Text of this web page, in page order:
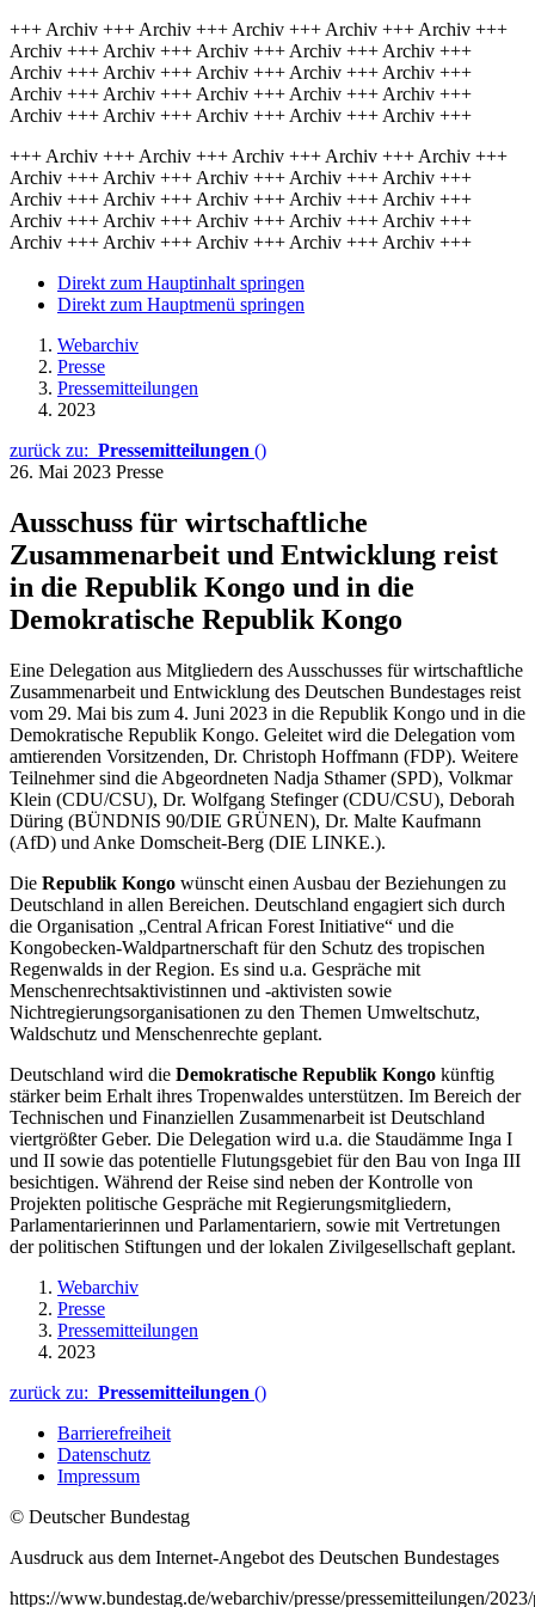
+++ Archiv +++ Archiv +++ Archiv +++ Archiv +++ Archiv +++
Archiv +++ Archiv +++ Archiv +++ Archiv +++ Archiv +++
Archiv +++ Archiv +++ Archiv +++ Archiv +++ Archiv +++
Archiv +++ Archiv +++ Archiv +++ Archiv +++ Archiv +++
Archiv +++ Archiv +++ Archiv +++ Archiv +++ Archiv +++
+++ Archiv +++ Archiv +++ Archiv +++ Archiv +++ Archiv +++
Archiv +++ Archiv +++ Archiv +++ Archiv +++ Archiv +++
Archiv +++ Archiv +++ Archiv +++ Archiv +++ Archiv +++
Archiv +++ Archiv +++ Archiv +++ Archiv +++ Archiv +++
Archiv +++ Archiv +++ Archiv +++ Archiv +++ Archiv +++
Direkt zum Hauptinhalt springen
Direkt zum Hauptmenü springen
Webarchiv
Presse
Pressemitteilungen
2023
zurück zu: Pressemitteilungen ()
26. Mai 2023 Presse
Ausschuss für wirtschaftliche
Zusammenarbeit und Entwicklung reist
in die Republik Kongo und in die
Demokratische Republik Kongo
Eine Delegation aus Mitgliedern des Ausschusses für wirtschaftliche
Zusammenarbeit und Entwicklung des Deutschen Bundestages reist
vom 29. Mai bis zum 4. Juni 2023 in die Republik Kongo und in die
Demokratische Republik Kongo. Geleitet wird die Delegation vom
amtierenden Vorsitzenden, Dr. Christoph Hoffmann (FDP). Weitere
Teilnehmer sind die Abgeordneten Nadja Sthamer (SPD), Volkmar
Klein (CDU/CSU), Dr. Wolfgang Stefinger (CDU/CSU), Deborah
Düring (BÜNDNIS 90/DIE GRÜNEN), Dr. Malte Kaufmann
(AfD) und Anke Domscheit-Berg (DIE LINKE.).
Die Republik Kongo wünscht einen Ausbau der Beziehungen zu
Deutschland in allen Bereichen. Deutschland engagiert sich durch
die Organisation „Central African Forest Initiative“ und die
Kongobecken-Waldpartnerschaft für den Schutz des tropischen
Regenwalds in der Region. Es sind u.a. Gespräche mit
Menschenrechtsaktivistinnen und -aktivisten sowie
Nichtregierungsorganisationen zu den Themen Umweltschutz,
Waldschutz und Menschenrechte geplant.
Deutschland wird die Demokratische Republik Kongo künftig
stärker beim Erhalt ihres Tropenwaldes unterstützen. Im Bereich der
Technischen und Finanziellen Zusammenarbeit ist Deutschland
viertgrößter Geber. Die Delegation wird u.a. die Staudämme Inga I
und II sowie das potentielle Flutungsgebiet für den Bau von Inga III
besichtigen. Während der Reise sind neben der Kontrolle von
Projekten politische Gespräche mit Regierungsmitgliedern,
Parlamentarierinnen und Parlamentariern, sowie mit Vertretungen
der politischen Stiftungen und der lokalen Zivilgesellschaft geplant.
Webarchiv
Presse
Pressemitteilungen
2023
zurück zu: Pressemitteilungen ()
Barrierefreiheit
Datenschutz
Impressum
© Deutscher Bundestag
Ausdruck aus dem Internet-Angebot des Deutschen Bundestages
https://www.bundestag.de/webarchiv/presse/pressemitteilungen/